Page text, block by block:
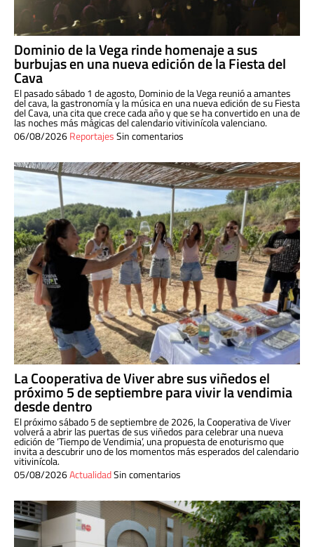
Dominio de la Vega rinde homenaje a sus
burbujas en una nueva edición de la Fiesta del
Cava
El pasado sábado 1 de agosto, Dominio de la Vega reunió a amantes
del cava, la gastronomía y la música en una nueva edición de su Fiesta
del Cava, una cita que crece cada año y que se ha convertido en una de
las noches más mágicas del calendario vitivinícola valenciano.
06/08/2026ReportajesSin comentarios
La Cooperativa de Viver abre sus viñedos el
próximo 5 de septiembre para vivir la vendimia
desde dentro
El próximo sábado 5 de septiembre de 2026, la Cooperativa de Viver
volverá a abrir las puertas de sus viñedos para celebrar una nueva
edición de ‘Tiempo de Vendimia’, una propuesta de enoturismo que
invita a descubrir uno de los momentos más esperados del calendario
vitivinícola.
05/08/2026ActualidadSin comentarios